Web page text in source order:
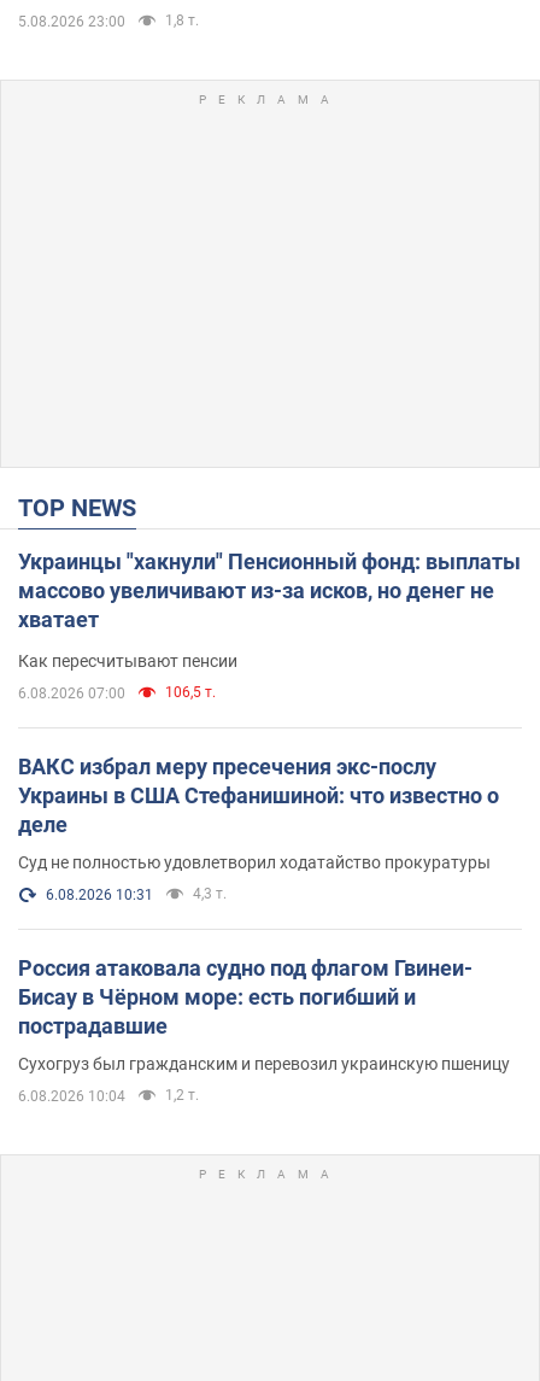
5.08.2026 23:00 1,8 т.
TOP NEWS
Украинцы "хакнули" Пенсионный фонд: выплаты
массово увеличивают из-за исков, но денег не
хватает
Как пересчитывают пенсии
6.08.2026 07:00 106,5 т.
ВАКС избрал меру пресечения экс-послу
Украины в США Стефанишиной: что известно о
деле
Суд не полностью удовлетворил ходатайство прокуратуры
6.08.2026 10:31 4,3 т.
Россия атаковала судно под флагом Гвинеи-
Бисау в Чёрном море: есть погибший и
пострадавшие
Сухогруз был гражданским и перевозил украинскую пшеницу
6.08.2026 10:04 1,2 т.